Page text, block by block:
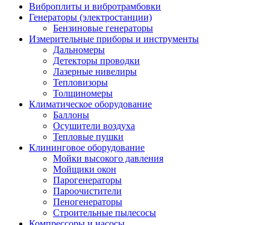
Виброплиты и вибротрамбовки
Генераторы (электростанции)
Бензиновые генераторы
Измерительные приборы и инструменты
Дальномеры
Детекторы проводки
Лазерные нивелиры
Тепловизоры
Толщиномеры
Климатическое оборудование
Баллоны
Осушители воздуха
Тепловые пушки
Клининговое оборудование
Мойки высокого давления
Мойщики окон
Парогенераторы
Пароочистители
Пеногенераторы
Строительные пылесосы